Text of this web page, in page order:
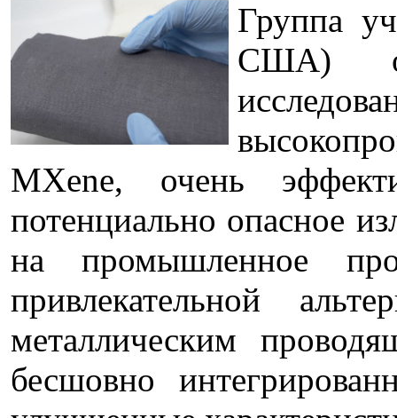
Группа
США)
MXene, очень
потенциально опасное
на промышленное
привлекательной
металлическим
бесшовно